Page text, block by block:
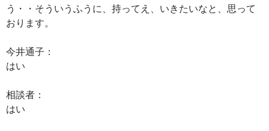
う・・そういうふうに、持ってえ、いきたいなと、思って
おります。
今井通子：
はい
相談者：
はい